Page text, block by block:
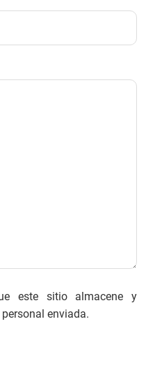
este sitio almacene y
enviada.